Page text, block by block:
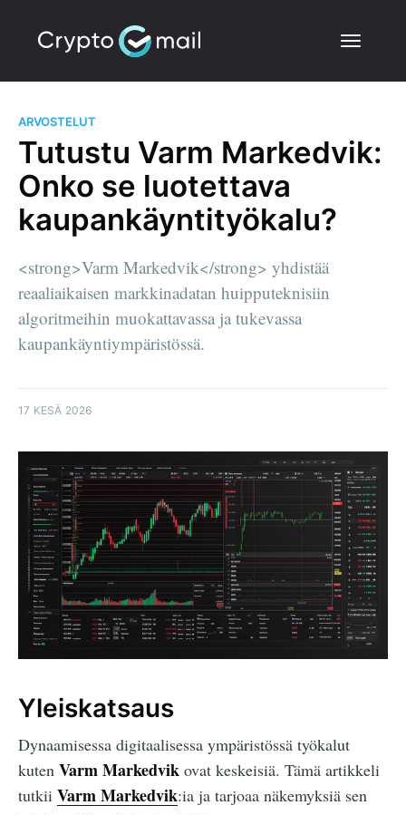
ARVOSTELUT
Tutustu Varm Markedvik:
Onko se luotettava
kaupankäyntityökalu?
<strong>Varm Markedvik</strong> yhdistää
reaaliaikaisen markkinadatan huipputeknisiin
algoritmeihin muokattavassa ja tukevassa
kaupankäyntiympäristössä.
17 KESÄ 2026
Yleiskatsaus
Dynaamisessa digitaalisessa ympäristössä työkalut
kuten Varm Markedvik ovat keskeisiä. Tämä artikkeli
tutkii Varm Markedvik:ia ja tarjoaa näkemyksiä sen